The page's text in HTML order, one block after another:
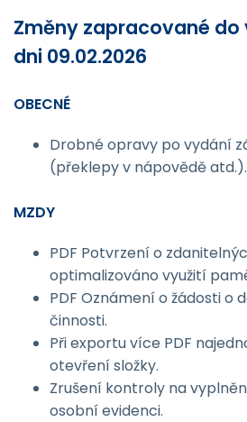
Změny zapracované do
dni 09.02.2026
OBECNÉ
Drobné opravy po vydání
(překlepy v nápovědě atd.).
MZDY
PDF Potvrzení o
optimalizováno využití
PDF Oznámení o žádosti o
činnosti.
Při exportu více PDF
otevření složky.
Zrušení kontroly na
osobní evidenci.